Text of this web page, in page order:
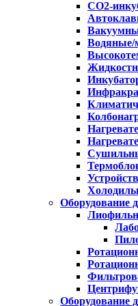
CO2-
Водяные/
Оборудование
Оборудование